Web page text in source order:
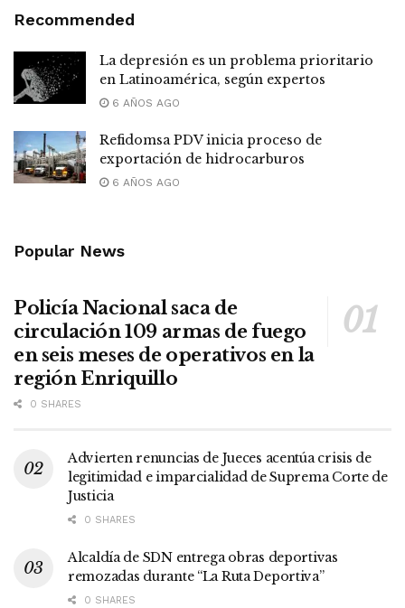
Recommended
La depresión es un problema prioritario
en Latinoamérica, según expertos
6 AÑOS AGO
Refidomsa PDV inicia proceso de
exportación de hidrocarburos
6 AÑOS AGO
Popular News
Policía Nacional saca de
circulación 109 armas de fuego
en seis meses de operativos en la
región Enriquillo
0 SHARES
Advierten renuncias de Jueces acentúa crisis de
legitimidad e imparcialidad de Suprema Corte de
Justicia
0 SHARES
Alcaldía de SDN entrega obras deportivas
remozadas durante “La Ruta Deportiva”
0 SHARES